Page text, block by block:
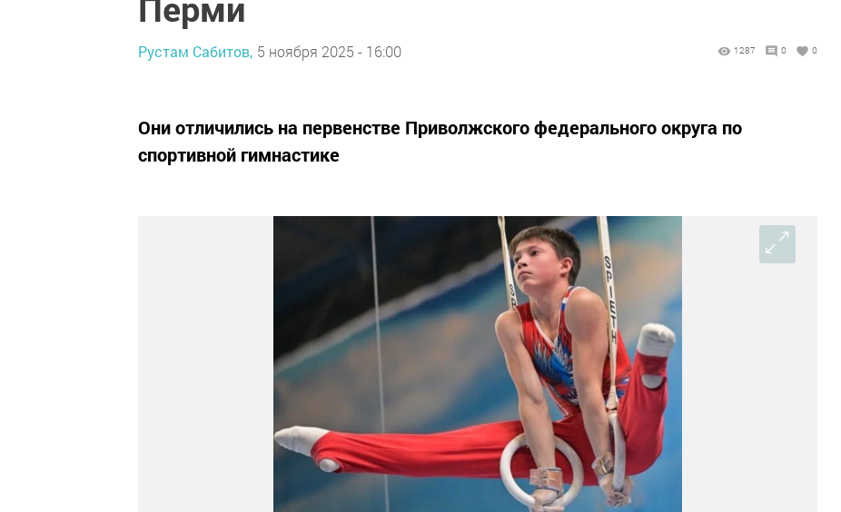
Рустам Сабитов, 5 ноября 2025 - 16:00 1287 0 0
Они отличились на первенстве Приволжского федерального округа по
спортивной гимнастике